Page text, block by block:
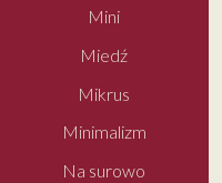
Mini
Miedź
Mikrus
Minimalizm
Na surowo